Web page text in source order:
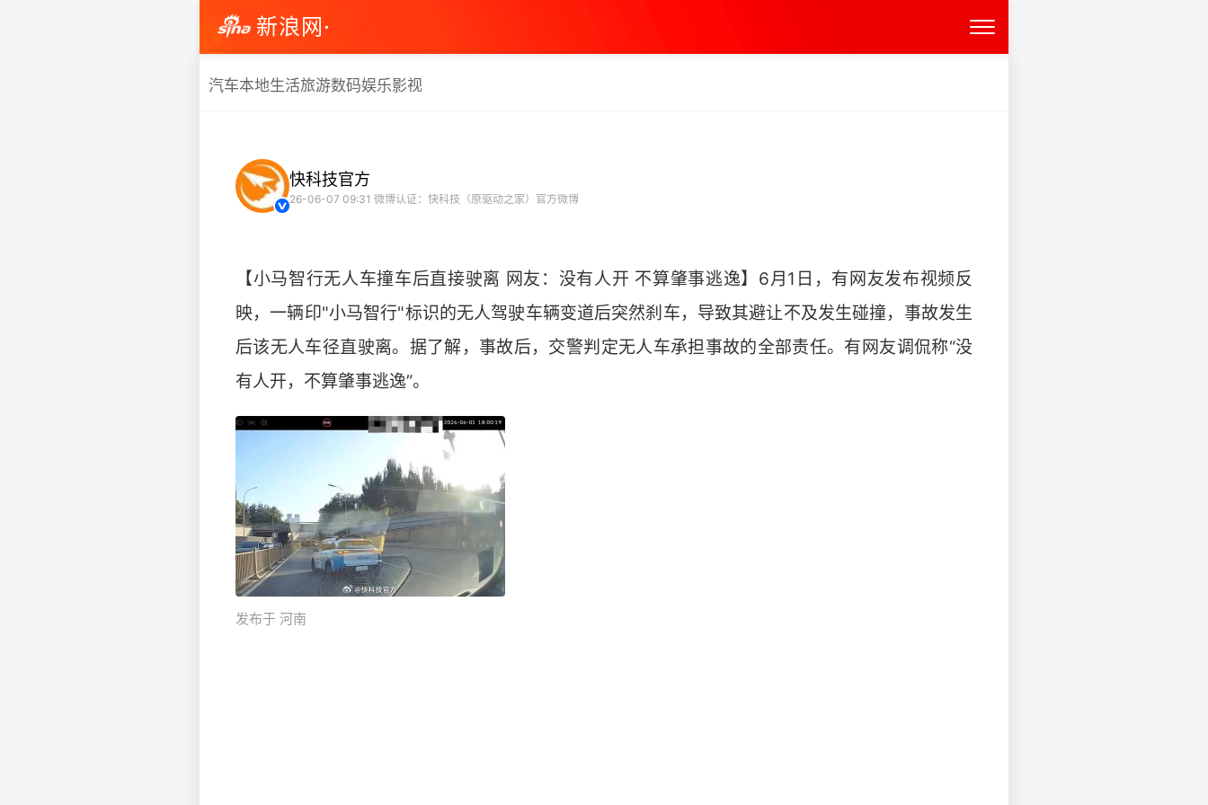
新浪网·
汽车本地生活旅游数码娱乐影视
快科技官方
26-06-07 09:31 微博认证：快科技（原驱动之家）官方微博
【小马智行无人车撞车后直接驶离 网友：没有人开 不算肇事逃逸】6月1日，有网友发布视频反
映，一辆印"小马智行"标识的无人驾驶车辆变道后突然刹车，导致其避让不及发生碰撞，事故发生
后该无人车径直驶离。据了解，事故后，交警判定无人车承担事故的全部责任。有网友调侃称“没
有人开，不算肇事逃逸”。 ​
发布于 河南